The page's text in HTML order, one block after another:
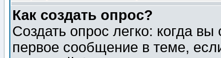
Как создать опрос?
Создать опрос легко: когда
первое сообщение в теме,